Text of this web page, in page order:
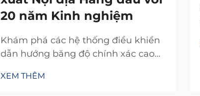
20 năm Kinh nghiệm
Khám phá các hệ thống điều khiển
dẫn hướng băng độ chính xác cao
năm kinh nghiệm nghiên cứu và
XEM THÊM